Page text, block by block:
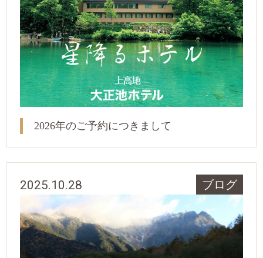
2026年のご予約につきまして
2025.10.28 ブログ